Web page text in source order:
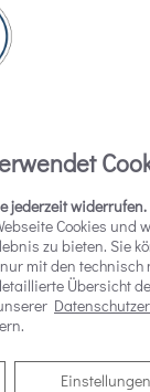
anfragen!
jederzeit widerrufen.
Cookies und
zu bieten. Sie
mit den technisch
Übersicht
Einstellungen